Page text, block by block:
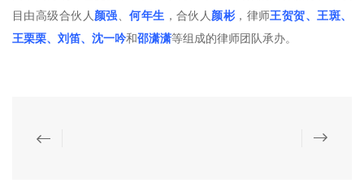
目由高级合伙人 颜强 、何年生 ，合伙人 颜彬，律师王贺贺、王斑、
王栗栗、刘笛、沈一吟和邵潇潇等组成的律师团队承办。